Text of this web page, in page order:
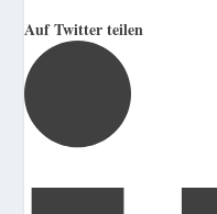
Auf Twitter teilen